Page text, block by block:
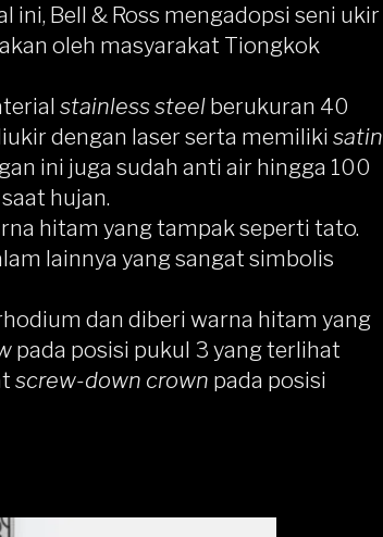
ini, Bell & Ross mengadopsi seni ukir
oleh masyarakat Tiongkok
stainless steel berukuran 40
dengan laser serta memiliki satin
ini juga sudah anti air hingga 100
hujan.
hitam yang tampak seperti tato.
lainnya yang sangat simbolis
dan diberi warna hitam yang
pada posisi pukul 3 yang terlihat
screw-down crown pada posisi